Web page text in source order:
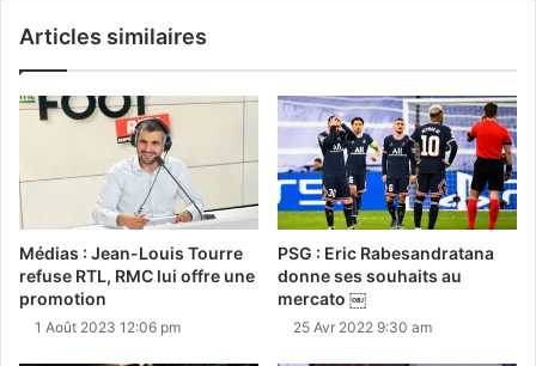
Articles similaires
Médias : Jean-Louis Tourre
refuse RTL, RMC lui offre une
promotion
1 Août 2023 12:06 pm
PSG : Eric Rabesandratana
donne ses souhaits au
mercato ￼
25 Avr 2022 9:30 am